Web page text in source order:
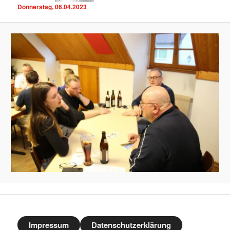
Donnerstag, 06.04.2023
Impressum Datenschutzerklärung